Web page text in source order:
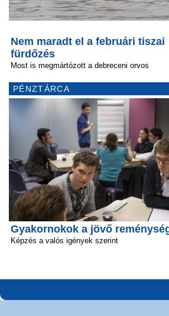
Nem maradt el a februári tiszai
fürdőzés
Most is megmártózott a debreceni orvos
PÉNZTÁRCA
Gyakornokok a jövő
Képzés a valós igények szerint